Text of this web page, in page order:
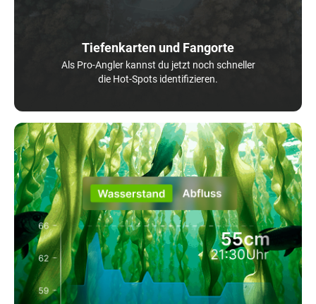
Tiefenkarten und Fangorte
Als Pro-Angler kannst du jetzt noch schneller
die Hot-Spots identifizieren.